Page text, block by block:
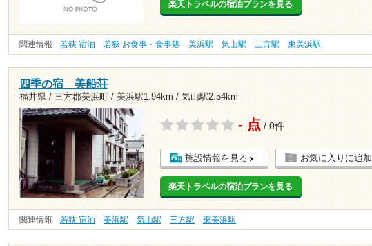
楽天トラベルの宿泊プランを見る
関連情報 若狭 宿泊 若狭 お食事・食事処 美浜駅 気山駅 三方駅 東美浜駅
四季の宿 美船荘
福井県 / 三方郡美浜町 / 美浜駅1.94km / 気山駅2.54km
- 点 / 0件
施設情報を見る お気に入りに追加
楽天トラベルの宿泊プランを見る
関連情報 若狭 宿泊 美浜駅 気山駅 三方駅 東美浜駅